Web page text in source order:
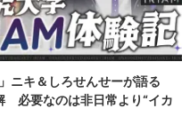
ニキ＆しろせんせーが語る
必要なのは非日常より“イカ